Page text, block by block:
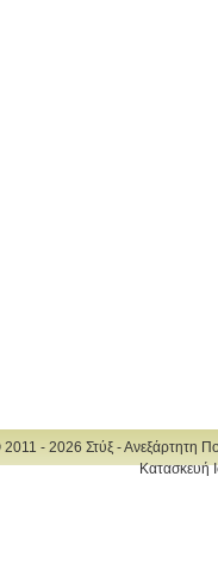
- 2026 Στύξ - Ανεξάρτητη
Κατασκευή